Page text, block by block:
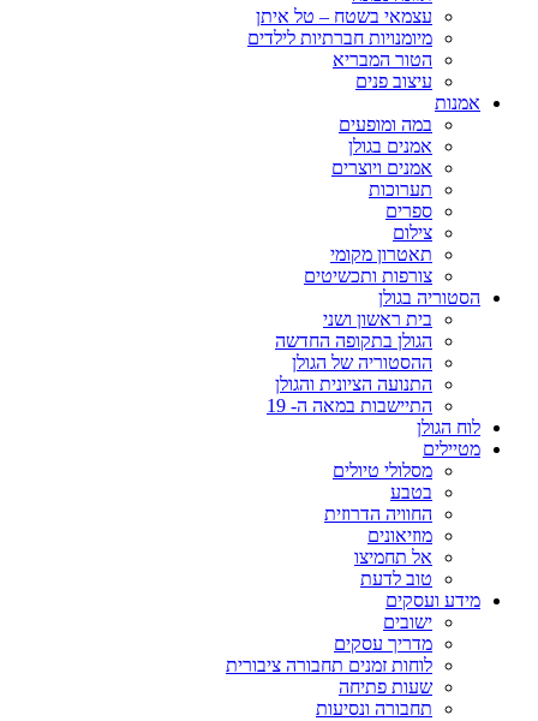
עצמאי בשטח – טל איתן
מיומנויות חברתיות לילדים
הטור המבריא
עיצוב פנים
אמנות
במה ומופעים
אמנים בגולן
אמנים ויוצרים
תערוכות
ספרים
צילום
תאטרון מקומי
צורפות ותכשיטים
הסטוריה בגולן
בית ראשון ושני
הגולן בתקופה החדשה
ההסטוריה של הגולן
התנועה הציונית והגולן
התיישבות במאה ה- 19
לוח הגולן
מטיילים
מסלולי טיולים
בטבע
החוויה הדרוזית
מוזיאונים
אל תחמיצו
טוב לדעת
מידע ועסקים
ישובים
מדריך עסקים
לוחות זמנים תחבורה ציבורית
שעות פתיחה
תחבורה ונסיעות